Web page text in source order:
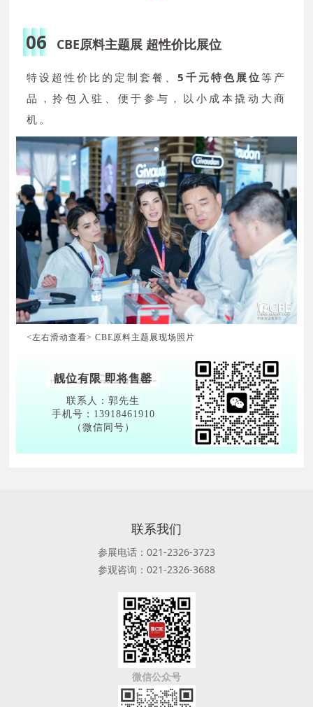
06 CBE原料主题展 超性价比展位
特设超性价比的定制套餐、5千元特色展位等产
品，拎包入驻、便于参与，以小成本撬动大商
机。
<左右滑动查看> CBE原料主题展现场照片
靓位有限即将售罄
联系人：郭先生
手机号：13918461910
（微信同号）
联系我们
参展电话：021-2326-3723
参观咨询：021-2326-3688
微信公众号